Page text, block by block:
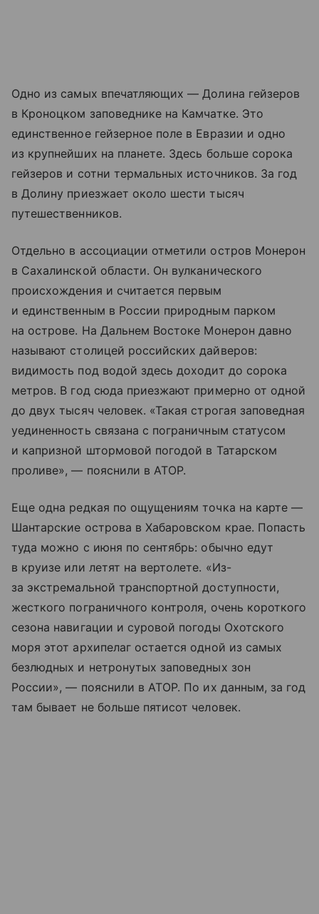
Одно из самых впечатляющих — Долина гейзеров
в Кроноцком заповеднике на Камчатке. Это
единственное гейзерное поле в Евразии и одно
из крупнейших на планете. Здесь больше сорока
гейзеров и сотни термальных источников. За год
в Долину приезжает около шести тысяч
путешественников.
Отдельно в ассоциации отметили остров Монерон
в Сахалинской области. Он вулканического
происхождения и считается первым
и единственным в России природным парком
на острове. На Дальнем Востоке Монерон давно
называют столицей российских дайверов:
видимость под водой здесь доходит до сорока
метров. В год сюда приезжают примерно от одной
до двух тысяч человек. «Такая строгая заповедная
уединенность связана с пограничным статусом
и капризной штормовой погодой в Татарском
проливе», — пояснили в АТОР.
Еще одна редкая по ощущениям точка на карте —
Шантарские острова в Хабаровском крае. Попасть
туда можно с июня по сентябрь: обычно едут
в круизе или летят на вертолете. «Из-
за экстремальной транспортной доступности,
жесткого пограничного контроля, очень короткого
сезона навигации и суровой погоды Охотского
моря этот архипелаг остается одной из самых
безлюдных и нетронутых заповедных зон
России», — пояснили в АТОР. По их данным, за год
там бывает не больше пятисот человек.